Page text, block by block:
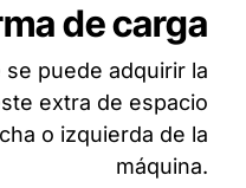
de carga
puede adquirir la
extra de espacio
o izquierda de la
máquina.